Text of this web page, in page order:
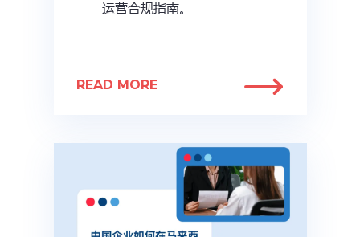
运营合规指南。
READ MORE